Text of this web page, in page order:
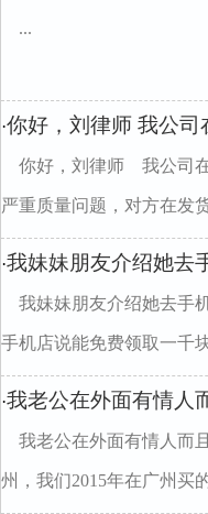
...
·你好，刘律师 我公
你好，刘律师 我公司
严重质量问题，对方在发
·我妹妹朋友介绍她去
我妹妹朋友介绍她去手
手机店说能免费领取一千
·我老公在外面有情人
我老公在外面有情人而
州，我们2015年在广州买